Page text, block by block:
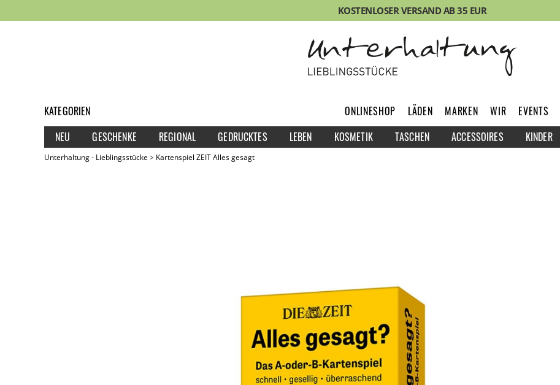
KOSTENLOSER VERSAND AB 35 EUR
KATEGORIEN
NEU
GESCHENKE REGIONAL GEDRUCKTES LEBEN KOSMETIK TASCHEN ACCESSOIRES KINDER
ONLINESHOP LÄDEN MARKEN WIR EVENTS
Unterhaltung - Lieblingsstücke Kartenspiel ZEIT Alles gesagt